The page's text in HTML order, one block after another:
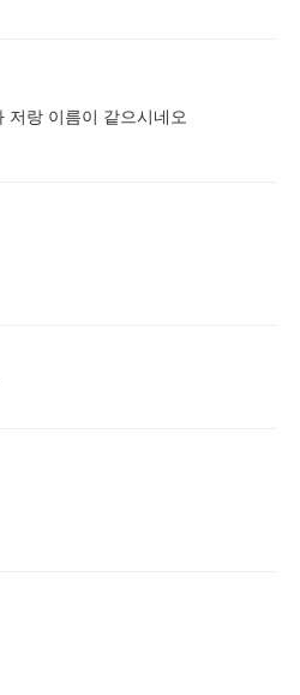
랑 이름이 같으시네오